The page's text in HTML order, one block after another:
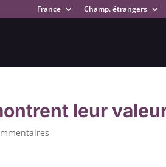
France Champ. étrangers
leur